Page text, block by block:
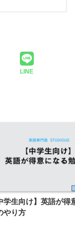
LINE
学生向け】英語が得
やり方